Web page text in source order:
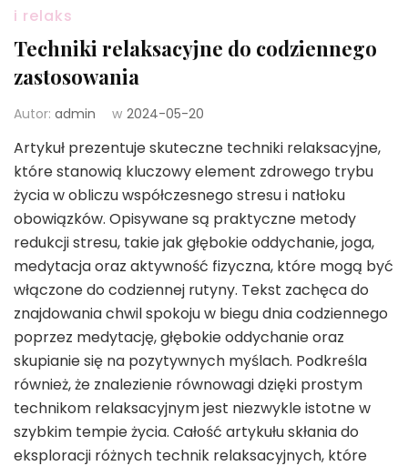
i relaks
Techniki relaksacyjne do codziennego
zastosowania
Autor: admin w 2024-05-20
Artykuł prezentuje skuteczne techniki relaksacyjne,
które stanowią kluczowy element zdrowego trybu
życia w obliczu współczesnego stresu i natłoku
obowiązków. Opisywane są praktyczne metody
redukcji stresu, takie jak głębokie oddychanie, joga,
medytacja oraz aktywność fizyczna, które mogą być
włączone do codziennej rutyny. Tekst zachęca do
znajdowania chwil spokoju w biegu dnia codziennego
poprzez medytację, głębokie oddychanie oraz
skupianie się na pozytywnych myślach. Podkreśla
również, że znalezienie równowagi dzięki prostym
technikom relaksacyjnym jest niezwykle istotne w
szybkim tempie życia. Całość artykułu skłania do
eksploracji różnych technik relaksacyjnych, które